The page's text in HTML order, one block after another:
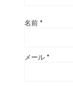
名前 *
メール *